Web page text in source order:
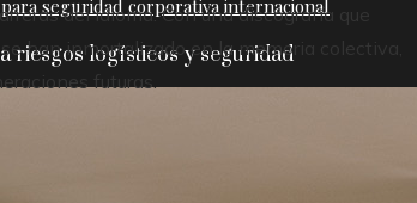
riesgos logísticos y seguridad
del idioma. Con una discografía que
han inmortalizado en la memoria colectiva,
futuras.